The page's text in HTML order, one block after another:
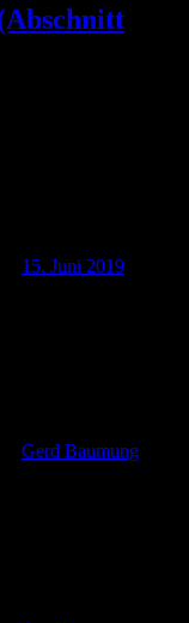
15. Juni 2019
Gerd Baumung